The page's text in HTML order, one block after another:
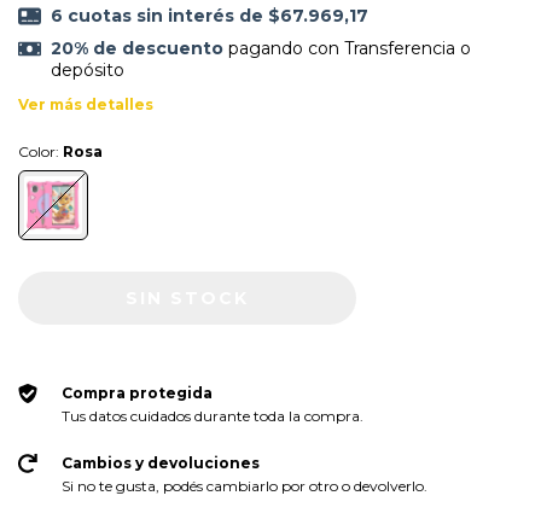
6 cuotas sin interés de $67.969,17
20% de descuentopagando con Transferencia o
depósito
Ver más detalles
Color: Rosa
Compra protegida
Tus datos cuidados durante toda la compra.
Cambios y devoluciones
Si no te gusta, podés cambiarlo por otro o devolverlo.